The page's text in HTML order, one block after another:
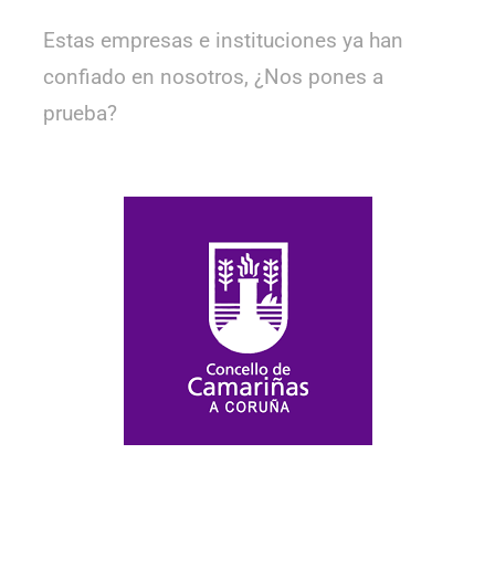
Estas empresas e instituciones ya han
confiado en nosotros, ¿Nos pones a
prueba?